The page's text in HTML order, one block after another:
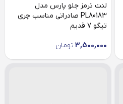
لنت ترمز جلو پارس مدل
PL80183 صادراتی مناسب چری
تیگو 7 قدیم
3,500,000 تومان